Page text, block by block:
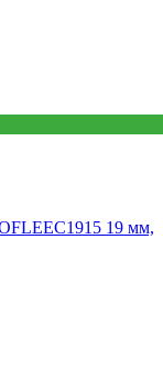
19 мм,